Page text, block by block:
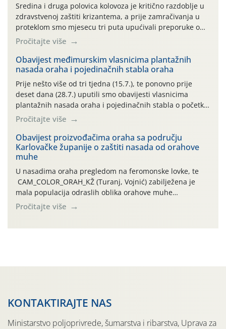
Sredina i druga polovica kolovoza je kritično razdoblje u
zdravstvenoj zaštiti krizantema, a prije zamračivanja u
proteklom smo mjesecu tri puta upućivali preporuke o
preventivnim mjerama zaštite krizantema od najčešćih
uzročnika bolesti, štetnika i fito-fagnih grinja (23.7., 14.7.,
06.7.)! Na početku ovog mjeseca je zabilježeno je
povijesno i ekstremno vruće meteorološko razdoblje, uz
najviše temperature […]
Pročitajte više
Obavijest međimurskim vlasnicima plantažnih
nasada oraha i pojedinačnih stabla oraha
Prije nešto više od tri tjedna (15.7.), te ponovno prije
deset dana (28.7.) uputili smo obavijesti vlasnicima
plantažnih nasada oraha i pojedinačnih stabla o početku
leta i ovogodišnjoj potrebi usmjerenog suzbijanja
orahove muhe (Rhagoletis completa)! Već dvanaest dana
traje drugi ovogodišnji “toplinski udar”, koji naročito
izražen zadnja šest dana (31.7.-05.8.), jer najviše
temperature zraka svakodnevno […]
Pročitajte više
Obavijest proizvođačima oraha sa području
Karlovačke županije o zaštiti nasada od orahove
muhe
U nasadima oraha pregledom na feromonske lovke, te
CAM_COLOR_ORAH_KŽ (Turanj, Vojnić) zabilježena je
mala populacija odraslih oblika orahove muhe
(Rhagoletis completa). Niska brojnost može se objasniti
činjenicom da je riječ o mladim nasadima s vrlo malim
Pročitajte više
KONTAKTIRAJTE NAS
Ministarstvo poljoprivrede, šumarstva i ribarstva, Uprava za